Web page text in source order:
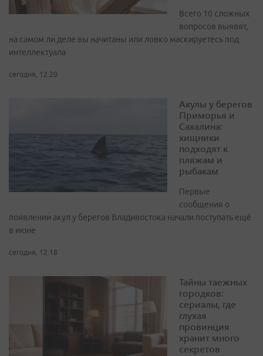
Всего 10 сложных
вопросов выявят,
на самом ли деле вы начитаны или ловко маскируетесь под
интеллектуала
сегодня, 12:20
Акулы у берегов
Приморья и
Сахалина:
хищники
подходят к
пляжам и
рыбакам
Первые
сообщения о
появлении акул у берегов Владивостока начали поступать ещё
в июне
сегодня, 12:18
Тайны таежных
городков:
сериалы, где
глухая
провинция
хранит много
секретов